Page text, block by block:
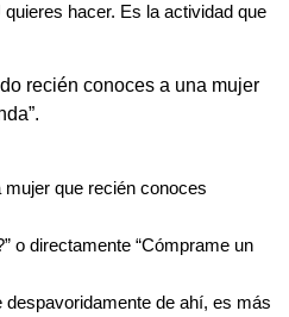
hacer. Es la actividad que
recién conoces a una mujer
que recién conoces
o directamente “Cómprame un
de ahí, es más